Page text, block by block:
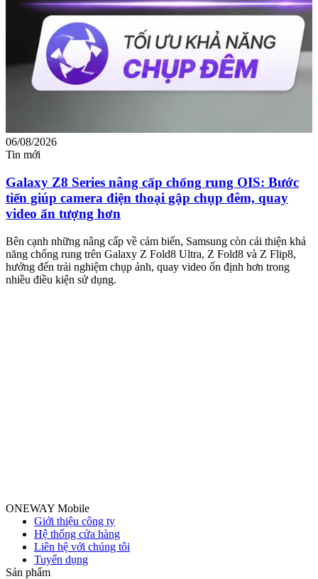
06/08/2026
Tin mới
Galaxy Z8 Series nâng cấp chống rung OIS: Bước
tiến giúp camera điện thoại gập chụp đêm, quay
video ấn tượng hơn
Bên cạnh những nâng cấp về cảm biến, Samsung còn cải thiện khả
năng chống rung trên Galaxy Z Fold8 Ultra, Z Fold8 và Z Flip8,
hướng đến trải nghiệm chụp ảnh, quay video ổn định hơn trong
nhiều điều kiện sử dụng.
ONEWAY Mobile
Giới thiệu công ty
Hệ thống cửa hàng
Liên hệ với chúng tôi
Tuyển dụng
Sản phẩm